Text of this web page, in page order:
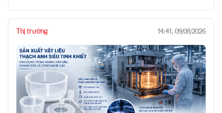
Thị trường 14:41, 09/08/2026